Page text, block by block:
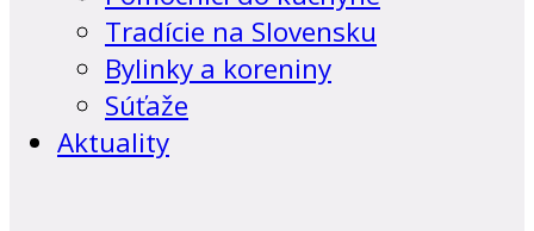
Tradície na Slovensku
Bylinky a koreniny
Súťaže
Aktuality